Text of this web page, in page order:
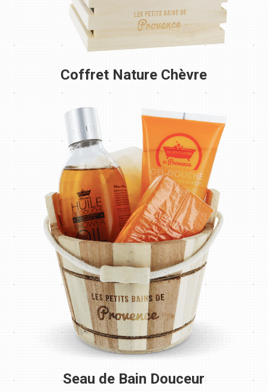
Coffret Nature Chèvre
Seau de Bain Douceur